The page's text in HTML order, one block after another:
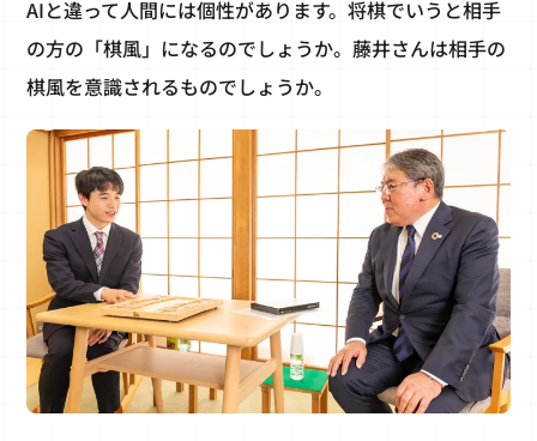
AIと違って人間には個性があります。将棋でいうと相手
の方の「棋風」になるのでしょうか。藤井さんは相手の
棋風を意識されるものでしょうか。